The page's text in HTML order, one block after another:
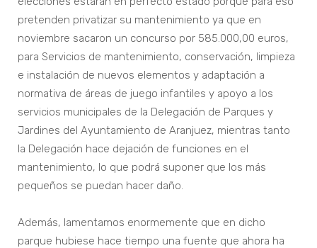
pretenden privatizar su mantenimiento ya que en
noviembre sacaron un concurso por 585.000,00 euros,
para Servicios de mantenimiento, conservación, limpieza
e instalación de nuevos elementos y adaptación a
normativa de áreas de juego infantiles y apoyo a los
servicios municipales de la Delegación de Parques y
Jardines del Ayuntamiento de Aranjuez, mientras tanto
la Delegación hace dejación de funciones en el
mantenimiento, lo que podrá suponer que los más
pequeños se puedan hacer daño.
Además, lamentamos enormemente que en dicho
parque hubiese hace tiempo una fuente que ahora ha